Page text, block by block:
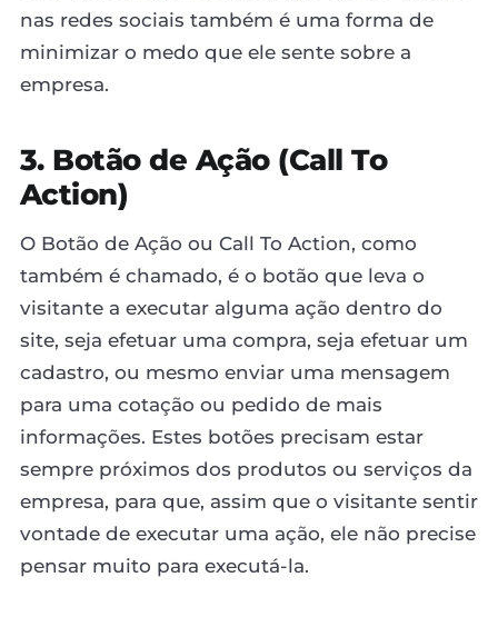
nas redes sociais também é uma forma de
minimizar o medo que ele sente sobre a
empresa.
3. Botão de Ação (Call To
Action)
O Botão de Ação ou Call To Action, como
também é chamado, é o botão que leva o
visitante a executar alguma ação dentro do
site, seja efetuar uma compra, seja efetuar um
cadastro, ou mesmo enviar uma mensagem
para uma cotação ou pedido de mais
informações. Estes botões precisam estar
sempre próximos dos produtos ou serviços da
empresa, para que, assim que o visitante sentir
vontade de executar uma ação, ele não precise
pensar muito para executá-la.